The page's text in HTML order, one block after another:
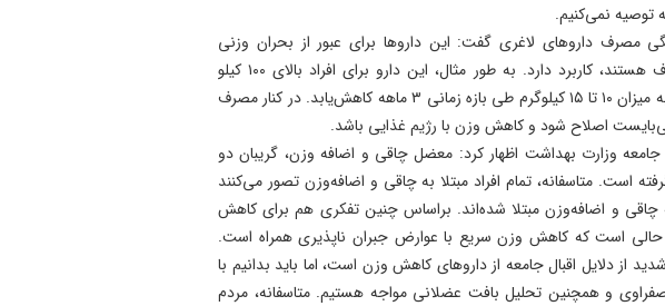
توصیه نمی‌کنیم.
مصرف داروهای لاغری گفت: این داروها برای عبور از بحران وزنی
افرادی که کاندیدای مصرف هستند، کاربرد دارد. به طور مثال، این دارو برای افراد بالای ۱۰۰ کیلو
مناسب است تا وزن آنها به میزان ۱۰ تا ۱۵ کیلوگرم طی بازه زمانی ۳ ماهه کاهش‌یابد. در کنار مصرف
اصلاح شود و کاهش وزن با رژیم غذایی باشد.
جامعه وزارت بهداشت اظهار کرد: معضل چاقی و اضافه وزن، گریبان دو
است. متاسفانه، تمام افراد مبتلا به چاقی و اضافه‌وزن تصور می‌کنند
و اضافه‌وزن مبتلا شده‌اند. براساس چنین تفکری هم برای کاهش
حالی است که کاهش وزن سریع با عوارض جبران‌ ناپذیری همراه است.
از دلایل اقبال جامعه از داروهای کاهش وزن است، اما باید بدانیم با
و همچنین تحلیل بافت عضلانی مواجه هستیم. متاسفانه، مردم